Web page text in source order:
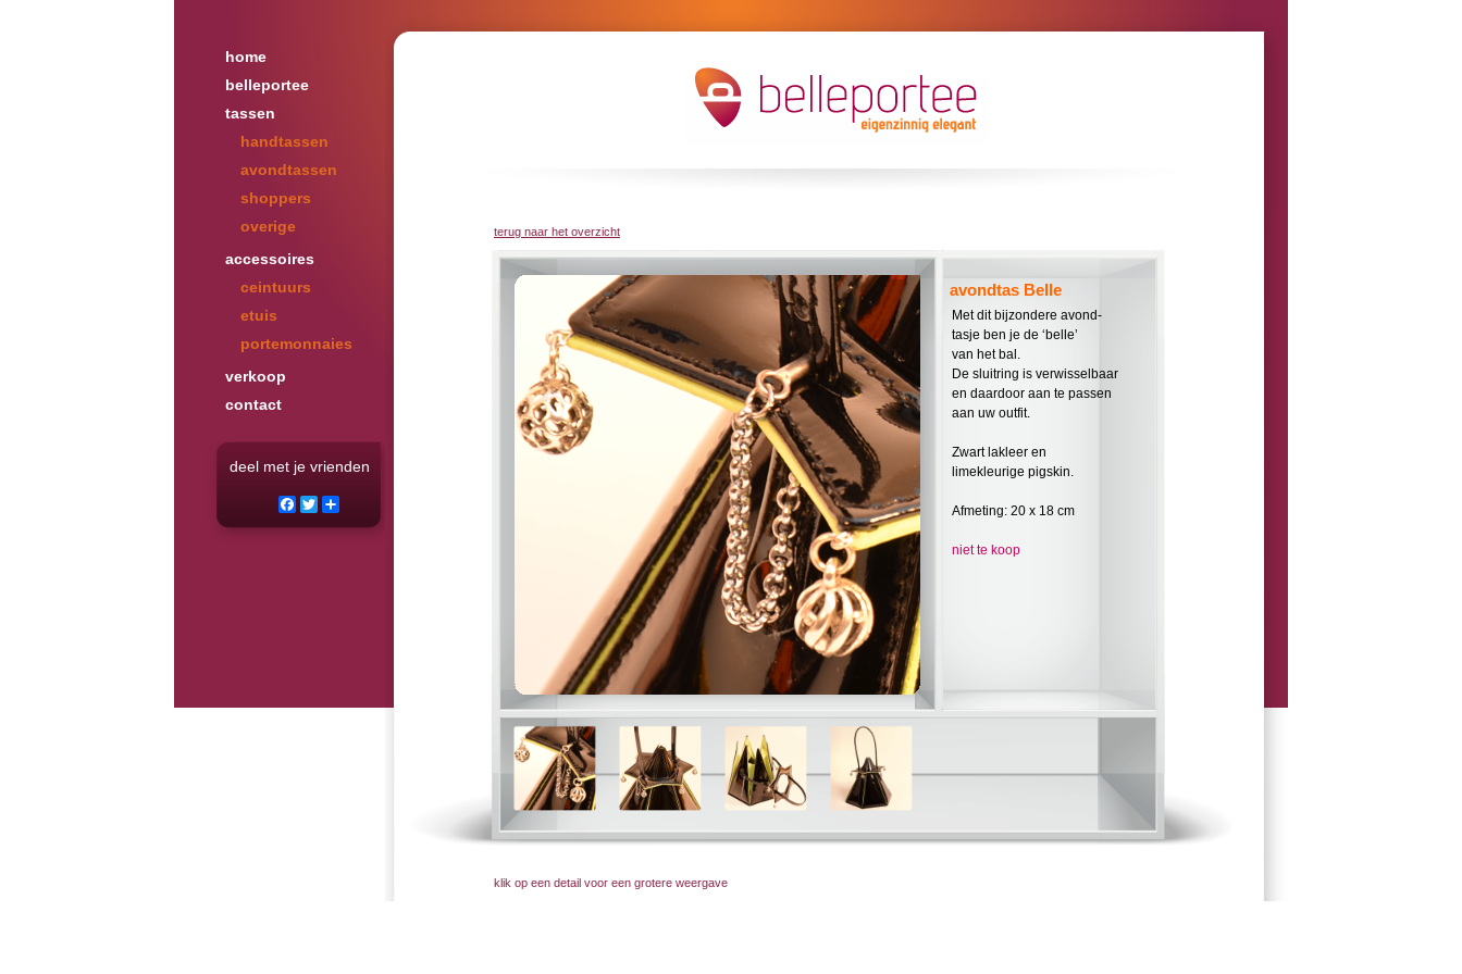
home
belleportee
tassen
handtassen
avondtassen
shoppers
overige
accessoires
ceintuurs
etuis
portemonnaies
verkoop
contact
deel met je vrienden
Facebook
Twitter
terug naar het overzicht
avondtas Belle
Met dit bijzondere avond-
tasje ben je de ‘belle’
van het bal.
De sluitring is verwisselbaar
en daardoor aan te passen
aan uw outfit.
Zwart lakleer en
limekleurige pigskin.
Afmeting: 20 x 18 cm
niet te koop
klik op een detail voor een grotere weergave